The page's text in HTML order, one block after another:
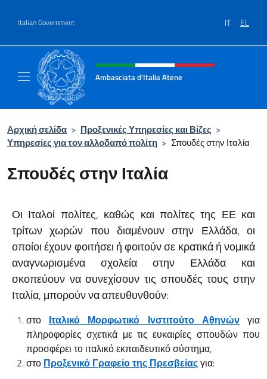
Italian Government IT EL
Header, social and menu of site
Ambasciata d'Italia Atene
Αρχική σελίδα > Προξενικές Υπηρεσίες και Βίζες >
Υπηρεσίες για τον αλλοδαπό πολίτη > Σπουδές στην Ιταλία
Σπουδές στην Ιταλία
Οι Ιταλοί πολίτες, καθώς και πολίτες της ΕΕ και
τρίτων χωρών που διαμένουν στην Ελλάδα, οι
οποίοι έχουν φοιτήσει ή φοιτούν σε κρατικά ή νομικά
αναγνωρισμένα σχολεία στην Ελλάδα και
σκοπεύουν να συνεχίσουν τις σπουδές τους στην
Ιταλία, μπορούν να απευθυνθούν:
στο Ιταλικό Μορφωτικό Ινστιτούτο Αθηνώνγια
πληροφορίες σχετικά με τις ευκαιρίες σπουδών που
προσφέρει το ιταλικό εκπαιδευτικό σύστημα,
στο Προξενικό Γραφείο της Πρεσβείαςγια: